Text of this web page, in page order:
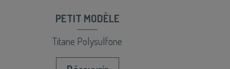
PETIT MODÈLE
Titane Polysulfone